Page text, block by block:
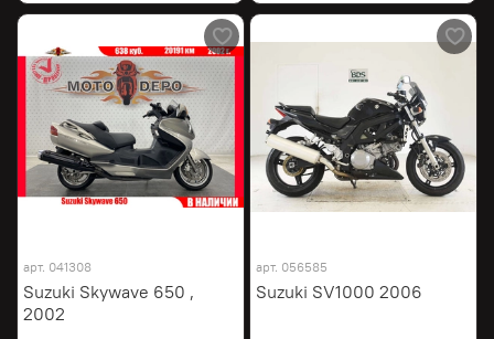
арт. 041308
Suzuki Skywave 650 ,
2002
арт. 056585
Suzuki SV1000 2006